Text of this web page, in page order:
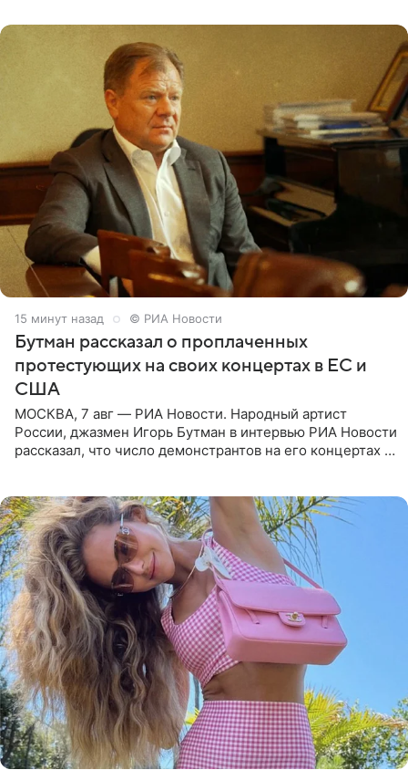
15 минут назад © РИА Новости
Бутман рассказал о проплаченных
протестующих на своих концертах в ЕС и
США
МОСКВА, 7 авг — РИА Новости. Народный артист
России, джазмен Игорь Бутман в интервью РИА Новости
рассказал, что число демонстрантов на его концертах в